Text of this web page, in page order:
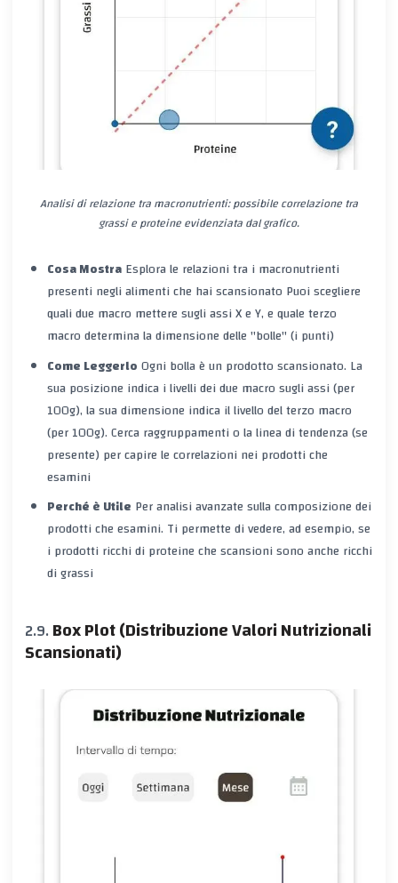
Analisi di relazione tra macronutrienti: possibile correlazione tra
grassi e proteine evidenziata dal grafico.
Cosa MostraEsplora le relazioni tra i macronutrienti
presenti neglialimenti che hai scansionato Puoi scegliere
quali due macro mettere sugli assi X e Y, e quale terzo
macro determina la dimensione delle "bolle" (i punti)
Come LeggerloOgni bolla è un prodotto scansionato. La
sua posizione indica i livelli dei due macro sugli assi (per
100g), la sua dimensione indica il livello del terzo macro
(per 100g). Cerca raggruppamenti o la linea di tendenza (se
presente) per capire le correlazioni nei prodotti che
esamini
Perché è Utile Per analisi avanzate sulla composizione dei
prodotti che esamini. Ti permette di vedere, ad esempio, se
i prodotti ricchi di proteine che scansioni sono anche ricchi
di grassi
Box Plot (Distribuzione Valori Nutrizionali
Scansionati)